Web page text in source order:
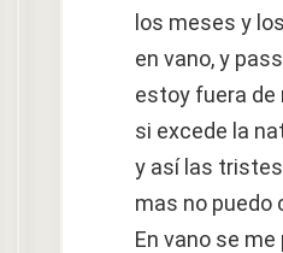
los meses y
en vano, y
estoy fuera de
si excede la
y así las
mas no puedo
En vano se